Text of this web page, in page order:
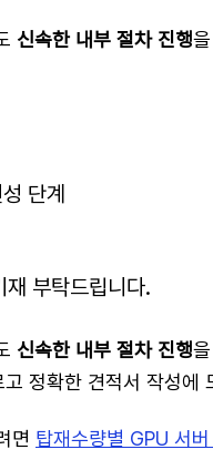
신속한 내부 절차 진행
단계
부탁드립니다.
신속한 내부 절차 진행
정확한 견적서 작성에
면 탑재수량별 GPU 서버